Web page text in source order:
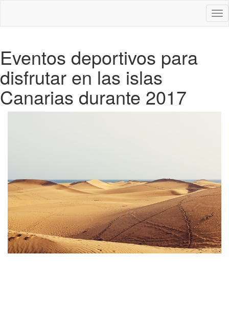
Eventos deportivos para
disfrutar en las islas
Canarias durante 2017